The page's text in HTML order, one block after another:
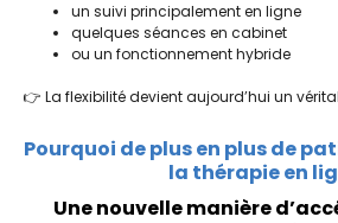
un suivi principalement en ligne
quelques séances en cabinet
ou un fonctionnement hybride
👉 La flexibilité devient aujourd’hui un
Pourquoi de plus en plus de
la thérapie en
Une nouvelle manière